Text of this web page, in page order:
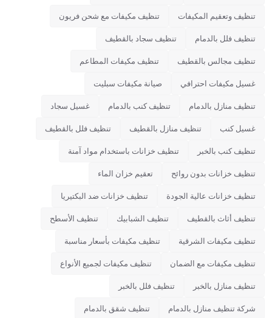
تنظيف وتعقيم المكيفات تنظيف مكيفات مع شحن فريون
تنظيف فلل بالدمام تنظيف سجاد بالقطيف
تنظيف مجالس بالقطيف تنظيف مكيفات المطاعم
غسيل مكيفات احترافي صيانة مكيفات سبليت
تنظيف منازل بالدمام تنظيف كنب بالدمام غسيل سجاد
غسيل كنب تنظيف منازل بالقطيف تنظيف فلل بالقطيف
تنظيف كنب بالخبر تنظيف خزانات باستخدام مواد آمنة
تنظيف خزانات بدون روائح تعقيم خزان الماء
تنظيف خزانات عالية الجودة تنظيف خزانات ضد البكتيريا
تنظيف أثاث بالقطيف تنظيف الشبابيك تنظيف الأسطح
تنظيف مكيفات الشرقية تنظيف مكيفات بأسعار مناسبة
تنظيف مكيفات مع الضمان تنظيف مكيفات لجميع الأنواع
تنظيف منازل بالخبر تنظيف فلل بالخبر
شركة تنظيف منازل بالدمام تنظيف شقق بالدمام